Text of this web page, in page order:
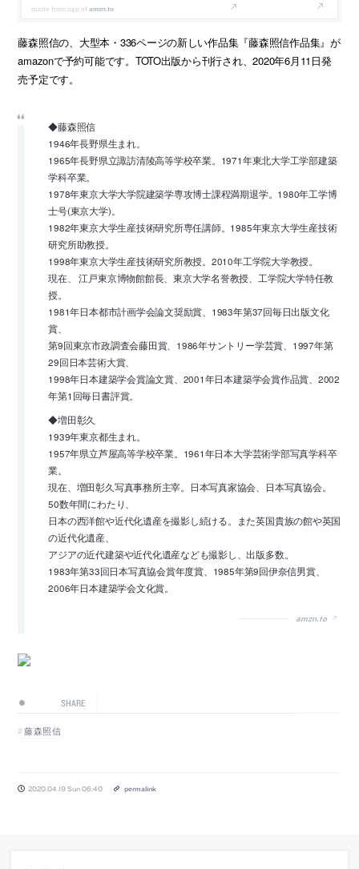
amzn.to
藤森照信の、大型本・336ページの新しい作品集『藤森照信作品集』が
amazonで予約可能です。TOTO出版から刊行され、2020年6月11日発
売予定です。
◆藤森照信
1946年長野県生まれ。
1965年長野県立諏訪清陵高等学校卒業。1971年東北大学工学部建築
学科卒業。
1978年東京大学大学院建築学専攻博士課程満期退学。1980年工学博
士号(東京大学)。
1982年東京大学生産技術研究所専任講師。1985年東京大学生産技術
研究所助教授。
1998年東京大学生産技術研究所教授。2010年工学院大学教授。
現在、 江戸東京博物館館長、東京大学名誉教授、工学院大学特任教
授。
1981年日本都市計画学会論文奨励賞、1983年第37回毎日出版文化
賞、
第9回東京市政調査会藤田賞、1986年サントリー学芸賞、1997年第
29回日本芸術大賞、
1998年日本建築学会賞論文賞、2001年日本建築学会賞作品賞、2002
年第1回毎日書評賞。
◆増田彰久
1939年東京都生まれ。
1957年県立芦屋高等学校卒業。1961年日本大学芸術学部写真学科卒
業。
現在、増田彰久写真事務所主宰。日本写真家協会、日本写真協会。
50数年間にわたり、
日本の西洋館や近代化遺産を撮影し続ける。また英国貴族の館や英国
の近代化遺産、
アジアの近代建築や近代化遺産なども撮影し、出版多数。
1983年第33回日本写真協会賞年度賞、1985年第9回伊奈信男賞、
2006年日本建築学会文化賞。
amzn.to
SHARE
藤森照信
2020.04.19 Sun 06:40 permalink